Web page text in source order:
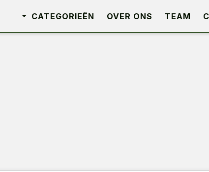
CATEGORIEËN OVER ONS TEAM